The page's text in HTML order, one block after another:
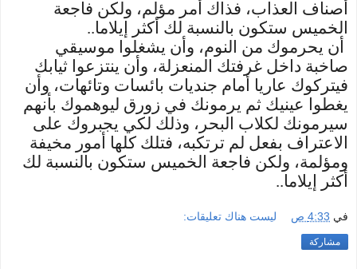
أصناف العذاب، فذاك أمر مؤلم، ولكن فاجعة
الخميس ستكون بالنسبة لك أكثر إيلاما..
أن يحرموك من النوم، وأن يشغلوا موسيقي
صاخبة داخل غرفتك المنعزلة، وأن ينتزعوا ثيابك
فيتركوك عاريا أمام جنديات بائسات وتائهات، وأن
يغطوا عينيك ثم يرمونك في زورق ليوهموك بأنهم
سيرمونك لكلاب البحر، وذلك لكي يجبروك على
الاعتراف بفعل لم ترتكبه، فتلك كلها أمور مخيفة
ومؤلمة، ولكن فاجعة الخميس ستكون بالنسبة لك
أكثر إيلاما..
في 4:33 ص ليست هناك تعليقات:
مشاركة